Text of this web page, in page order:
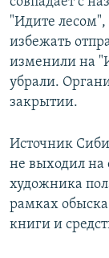
"Идите
избежать
изменили на
убрали.
закрытии.
Источник
не выходил на
художника
рамках
книги и